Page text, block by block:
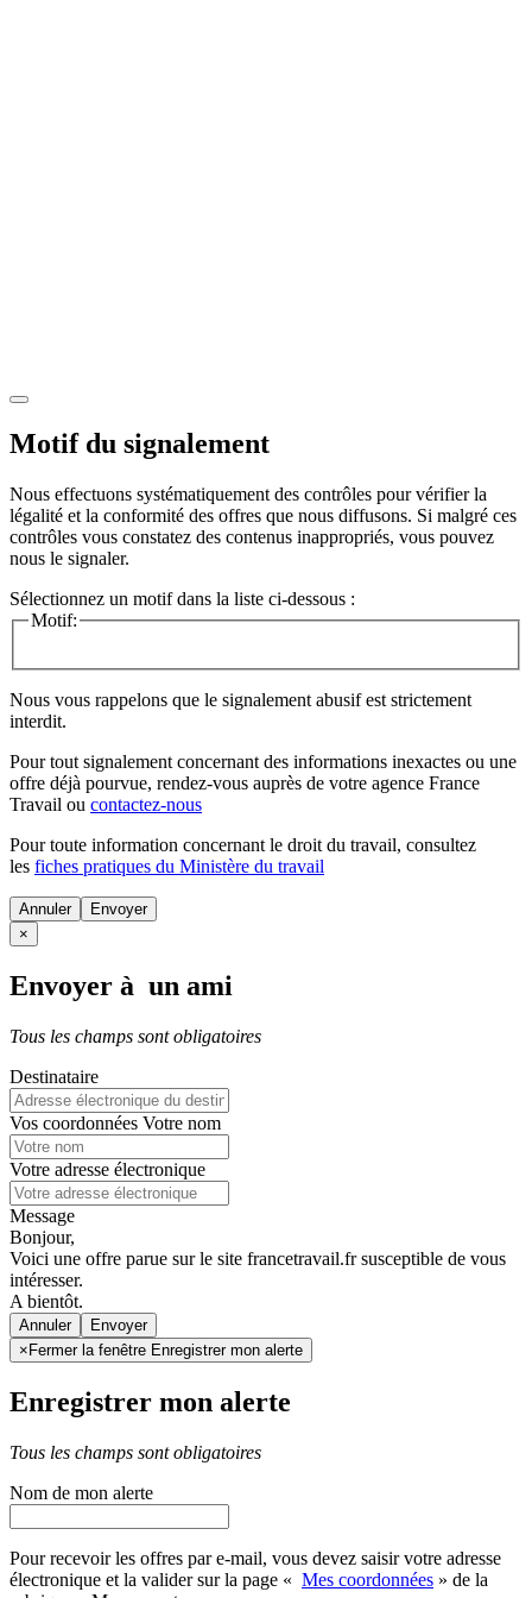
Motif du signalement
Nous effectuons systématiquement des contrôles pour vérifier la
légalité et la conformité des offres que nous diffusons. Si malgré ces
contrôles vous constatez des contenus inappropriés, vous pouvez
nous le signaler.
Sélectionnez un motif dans la liste ci-dessous :
Motif:
Nous vous rappelons que le signalement abusif est strictement
interdit.
Pour tout signalement concernant des informations inexactes ou une
offre déjà pourvue, rendez-vous auprès de votre agence France
Travail ou contactez-nous
Pour toute information concernant le droit du travail, consultez
les fiches pratiques du Ministère du travail
Annuler
×
Envoyer à un ami
Tous les champs sont obligatoires
Destinataire
Vos coordonnées Votre nom
Votre adresse électronique
Message
Bonjour,
Voici une offre parue sur le site francetravail.fr susceptible de vous
intéresser.
A bientôt.
Annuler
× Fermer la fenêtre Enregistrer mon alerte
Enregistrer mon alerte
Tous les champs sont obligatoires
Nom de mon alerte
Pour recevoir les offres par e-mail, vous devez saisir votre adresse
électronique et la valider sur la page « Mes coordonnées » de la